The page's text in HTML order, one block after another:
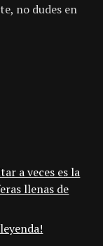
no dudes en
a veces es la
llenas de